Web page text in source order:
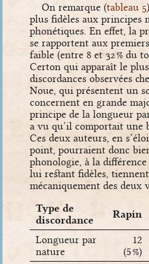
On remarque (tableau 5
plus fidèles aux principes
phonétiques. En effet, la
se rapportent aux
faible (entre 8 et 32 % du
Certon qui apparaît le
discordances observées
Noue, qui présentent un
concernent en grande
principe de la longueur
a vu qu’il comportait une
Ces deux auteurs, en
point, pourraient donc
phonologie, à la
lui restant fidèles,
mécaniquement des deux
Type de
discordance
Rapin
Longueur par
nature
12
(5 %)